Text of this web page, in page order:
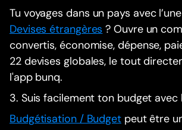
Tu voyages dans un pays avec
Devises étrangères ? Ouvre un
convertis, économise, dépense,
22 devises globales, le tout
l'app bunq.
3. Suis facilement ton budget avec
Budgétisation / Budget peut être